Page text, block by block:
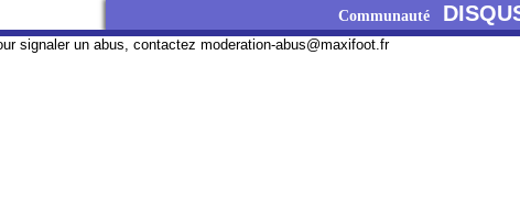
Communauté
signaler un abus, contactez moderation-abus@maxifoot.fr